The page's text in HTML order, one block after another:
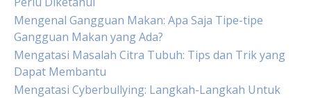
Mengenal Gangguan Makan: Apa Saja Tipe-tipe
Gangguan Makan yang Ada?
Mengatasi Masalah Citra Tubuh: Tips dan Trik yang
Dapat Membantu
Mengatasi Cyberbullying: Langkah-Langkah Untuk